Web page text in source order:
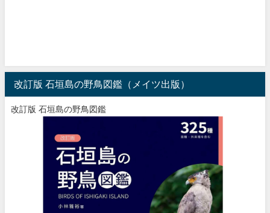
改訂版 石垣島の野鳥図鑑（メイツ出版）
改訂版 石垣島の野鳥図鑑